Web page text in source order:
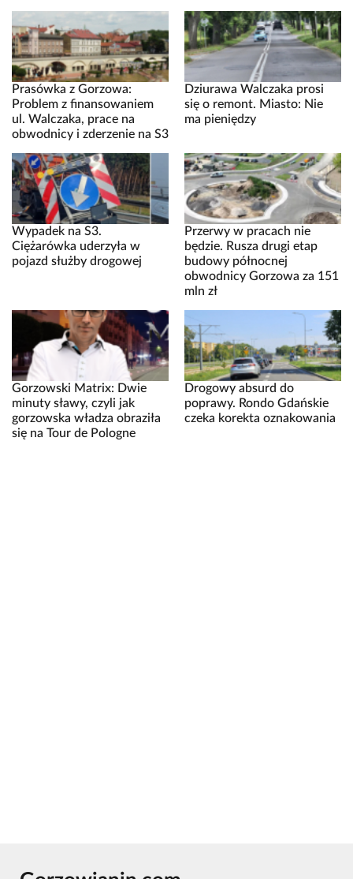
Prasówka z Gorzowa:
Problem z finansowaniem
ul. Walczaka, prace na
obwodnicy i zderzenie na S3
Dziurawa Walczaka prosi
się o remont. Miasto: Nie
ma pieniędzy
Wypadek na S3.
Ciężarówka uderzyła w
pojazd służby drogowej
Przerwy w pracach nie
będzie. Rusza drugi etap
budowy północnej
obwodnicy Gorzowa za 151
mln zł
Gorzowski Matrix: Dwie
minuty sławy, czyli jak
gorzowska władza obraziła
się na Tour de Pologne
Drogowy absurd do
poprawy. Rondo Gdańskie
czeka korekta oznakowania